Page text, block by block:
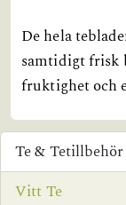
De hela
samtidigt frisk
fruktighet och
Te & Tetillbehör
Vitt Te